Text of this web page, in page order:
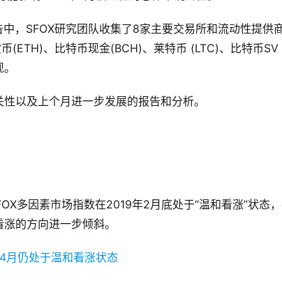
，SFOX研究团队收集了8家主要交易所和流动性提供
(ETH)、比特币现金(BCH)、莱特币 (LTC)、比特币
以及上个月进一步发展的报告和分析。
多因素市场指数在2019年2月底处于“温和看涨”状态
的方向进一步倾斜。